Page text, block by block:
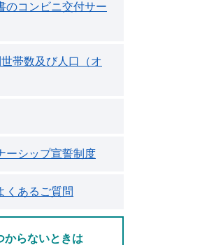
のコンビニ交付サー
帯数及び人口（オ
ーシップ宣誓制度
くあるご質問
からないときは